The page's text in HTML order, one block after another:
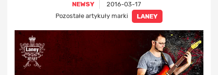
NEWSY
2016-03-17
Pozostałe artykuły marki
LANEY